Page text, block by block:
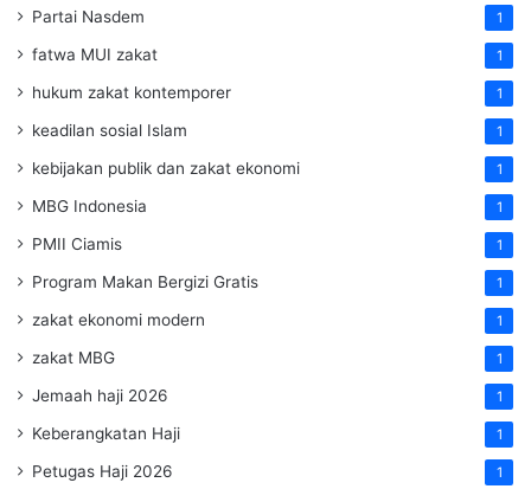
Partai Nasdem 1
fatwa MUI zakat 1
hukum zakat kontemporer 1
keadilan sosial Islam 1
kebijakan publik dan zakat ekonomi 1
MBG Indonesia 1
PMII Ciamis 1
Program Makan Bergizi Gratis 1
zakat ekonomi modern 1
zakat MBG 1
Jemaah haji 2026 1
Keberangkatan Haji 1
Petugas Haji 2026 1